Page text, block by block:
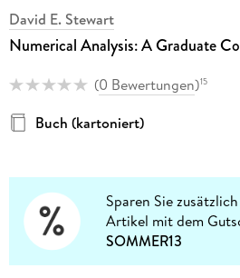
David E. Stewart
Numerical Analysis: A Graduate
(0 Bewertungen)15
Buch (kartoniert)
Sparen Sie zusätzlich
Artikel mit dem
SOMMER13